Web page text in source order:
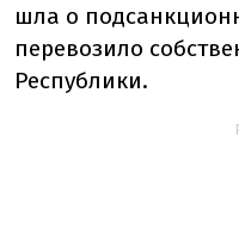
шла о
перевозило
Республики.